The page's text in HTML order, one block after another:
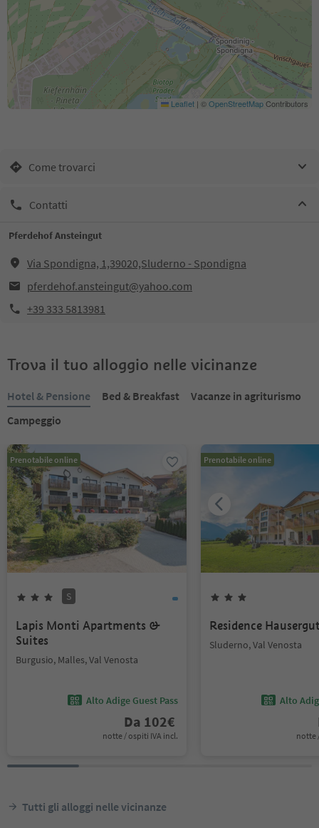
Leaflet | ©OpenStreetMapContributors
Come trovarci
Contatti
Pferdehof Ansteingut
Via Spondigna, 1,39020,Sluderno - Spondigna
pferdehof.ansteingut@yahoo.com
+39 333 5813981
Trova il tuo alloggio nelle vicinanze
Hotel & Pensione Bed & Breakfast
Vacanze in agriturismo
Campeggio
Prenotabile online
S
Lapis Monti Apartments &
Suites
Burgusio, Malles, Val Venosta
Alto Adige Guest Pass
Da 102€
notte / ospiti IVA incl.
Prenotabile online
Residence
Sluderno, Val Venosta
Alto
notte
Tutti gli alloggi nelle vicinanze